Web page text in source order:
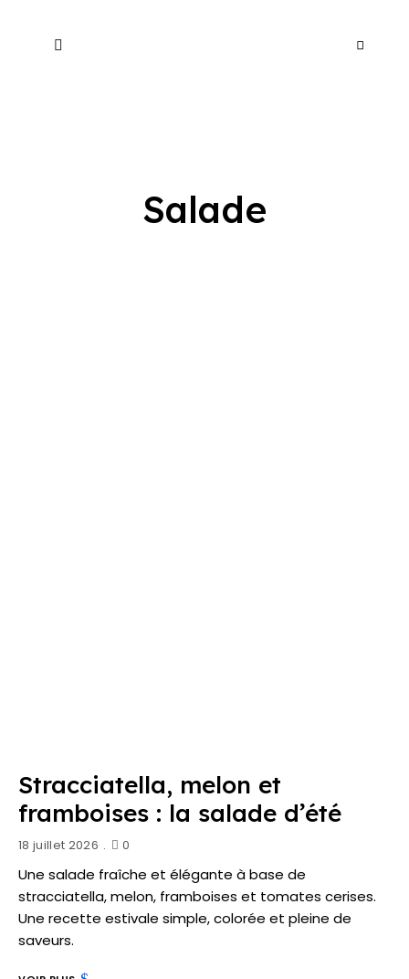
Salade
Stracciatella, melon et
framboises : la salade d’été
18 juillet 2026 0
Une salade fraîche et élégante à base de
stracciatella, melon, framboises et tomates cerises.
Une recette estivale simple, colorée et pleine de
saveurs.